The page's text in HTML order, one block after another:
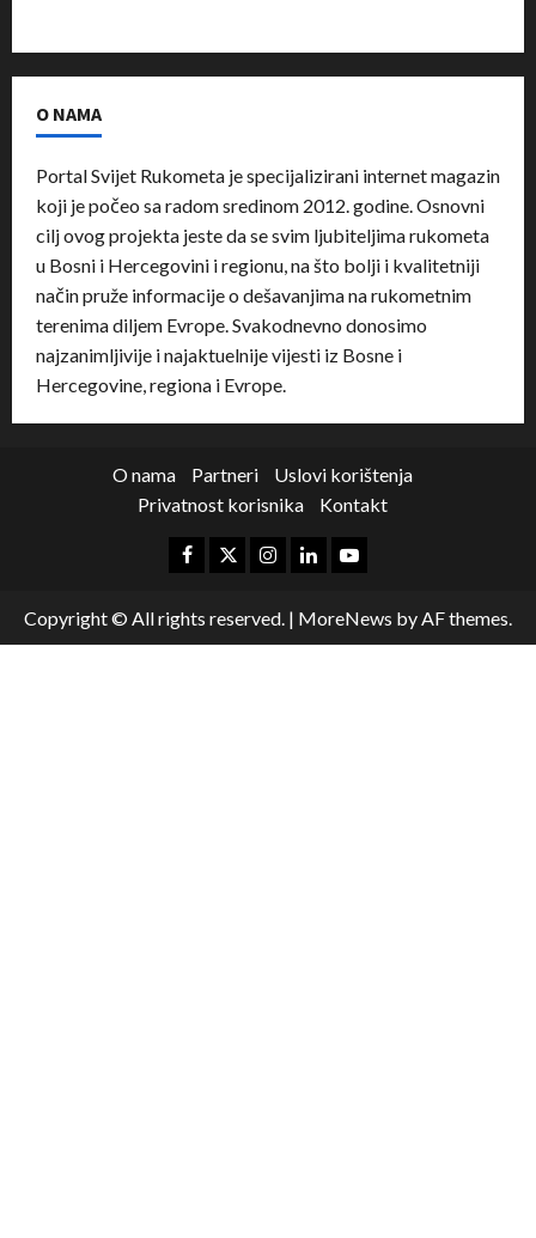
O NAMA
Portal Svijet Rukometa je specijalizirani internet magazin
koji je počeo sa radom sredinom 2012. godine. Osnovni
cilj ovog projekta jeste da se svim ljubiteljima rukometa
u Bosni i Hercegovini i regionu, na što bolji i kvalitetniji
način pruže informacije o dešavanjima na rukometnim
terenima diljem Evrope. Svakodnevno donosimo
najzanimljivije i najaktuelnije vijesti iz Bosne i
Hercegovine, regiona i Evrope.
O nama Partneri
Uslovi korištenja
Privatnost korisnika
Kontakt
Copyright © All rights reserved. | MoreNews by AF themes.